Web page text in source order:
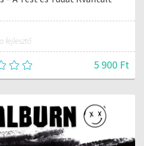
fejlesztő
5 900 Ft